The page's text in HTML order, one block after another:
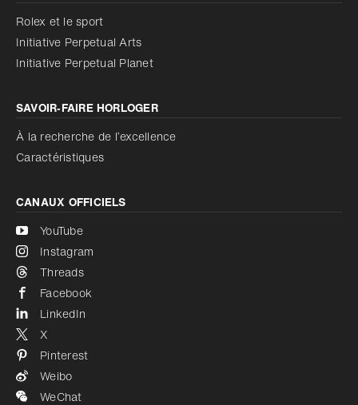
Réduire les animations
Réduire les animations
Désactivé
Rolex et le sport
Initiative Perpetual Arts
Initiative Perpetual Planet
SAVOIR‑FAIRE HORLOGER
À la recherche de l’excellence
Caractéristiques
CANAUX OFFICIELS
YouTube
Instagram
Threads
Facebook
LinkedIn
X
Pinterest
Weibo
WeChat